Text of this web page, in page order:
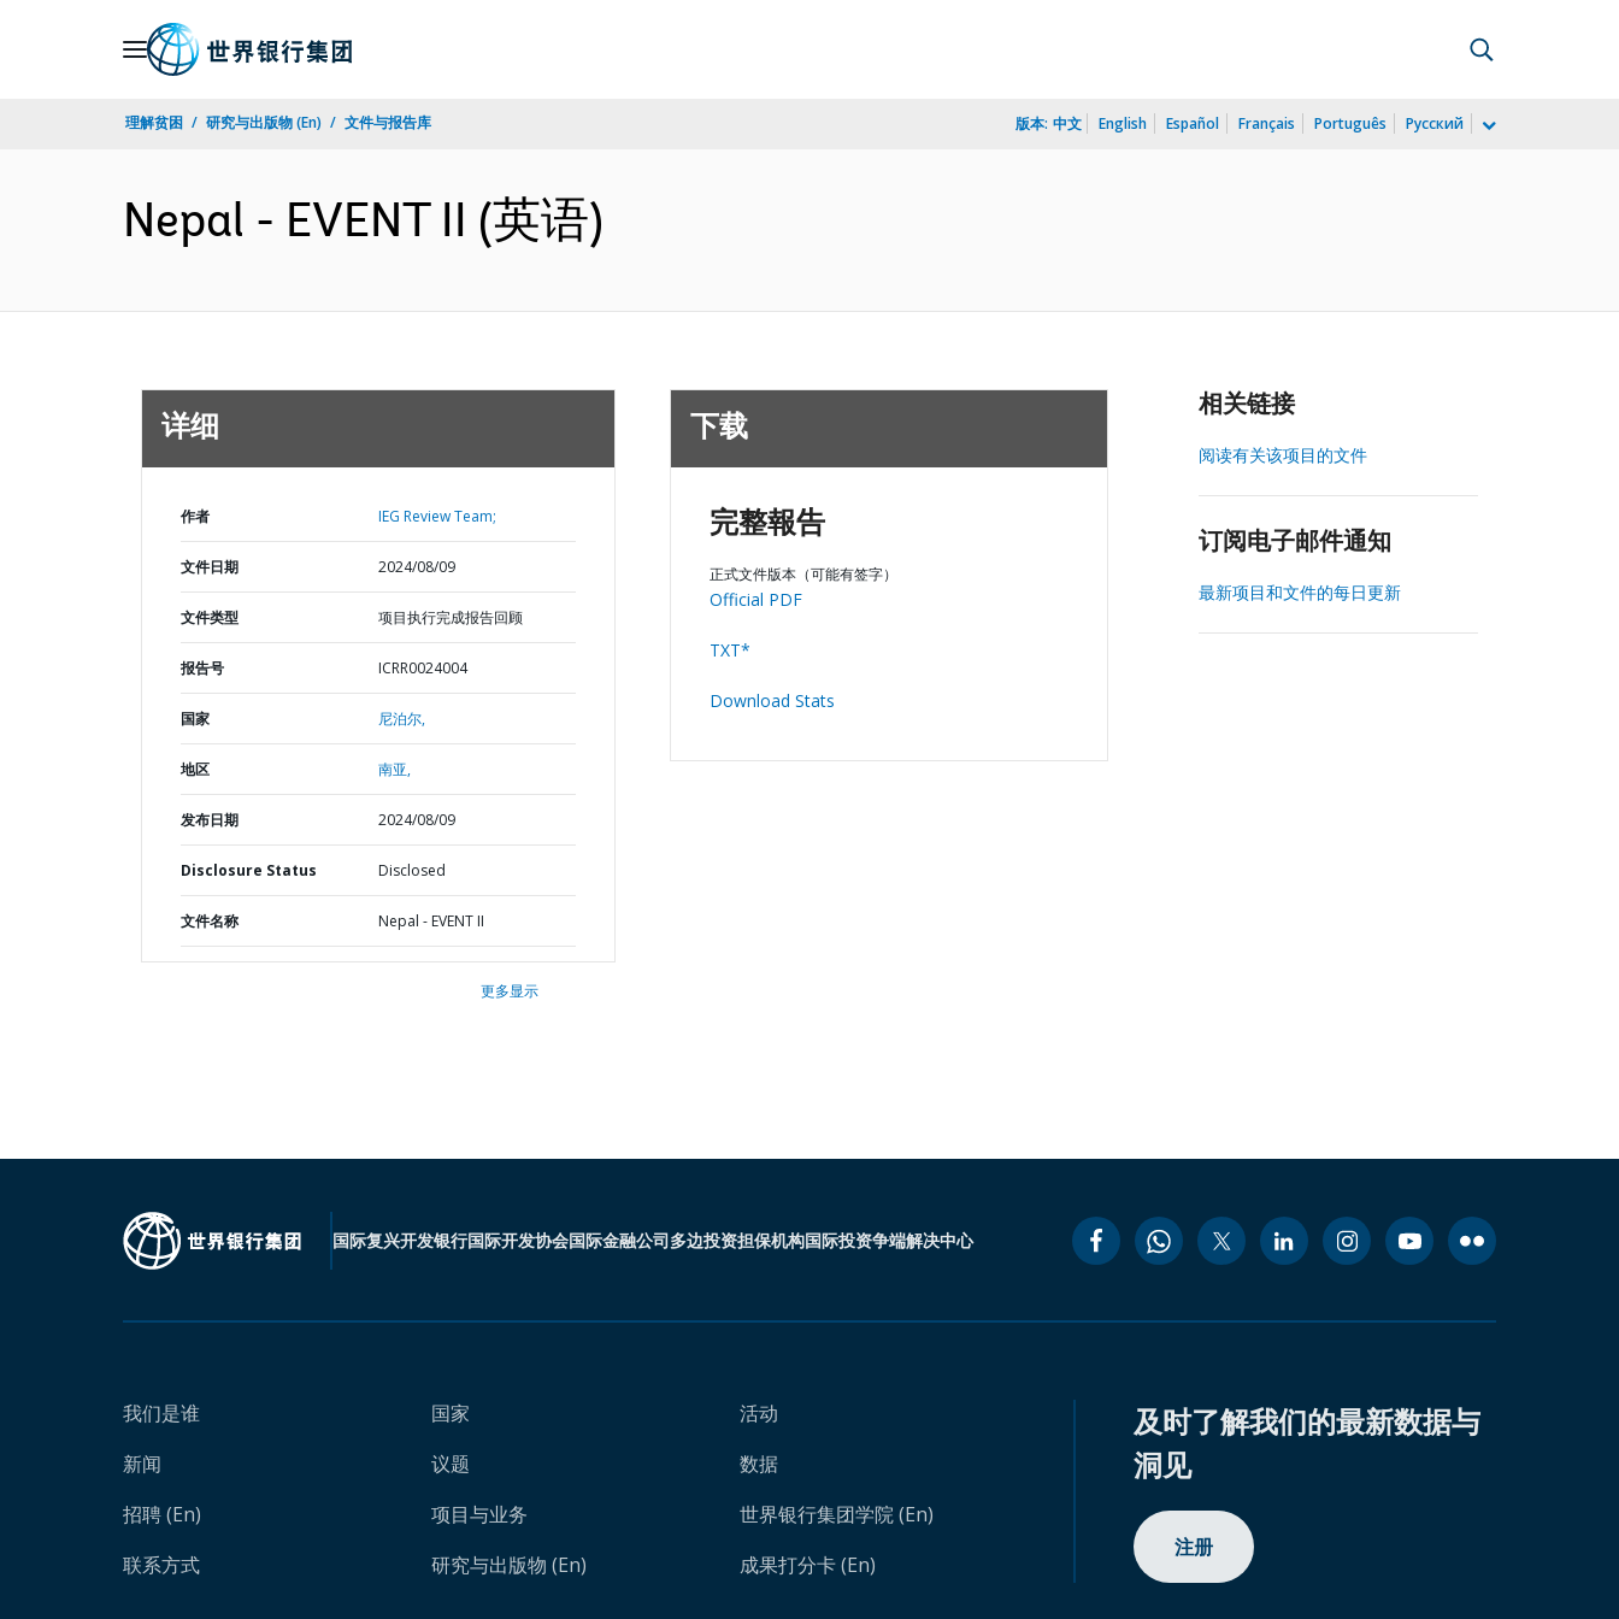
理解贫困 研究与出版物 (En) 文件与报告库 版本: 中文 English Español Français Português Русский
Nepal - EVENT II (英语)
详细
作者 IEG Review Team;
文件日期 2024/08/09
文件类型 项目执行完成报告回顾
报告号 ICRR0024004
国家 尼泊尔,
地区 南亚,
发布日期 2024/08/09
Disclosure Status Disclosed
文件名称 Nepal - EVENT II
更多显示
下载
完整報告
正式文件版本（可能有签字）
Official PDF
TXT*
Download Stats
相关链接
阅读有关该项目的文件
订阅电子邮件通知
最新项目和文件的每日更新
国际复兴开发银行国际开发协会国际金融公司多边投资担保机构国际投资争端解决中心
我们是谁
新闻
招聘 (En)
联系方式
国家
议题
项目与业务
研究与出版物 (En)
活动
数据
世界银行集团学院 (En)
成果打分卡 (En)
及时了解我们的最新数据与
洞见
注册